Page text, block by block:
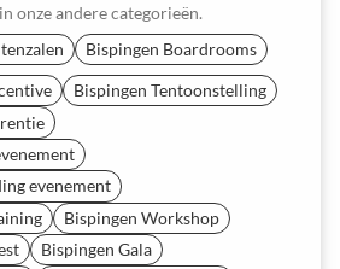
onze andere categorieën.
Bispingen Boardrooms
Bispingen Tentoonstelling
evenement
Bispingen Workshop
Bispingen Gala